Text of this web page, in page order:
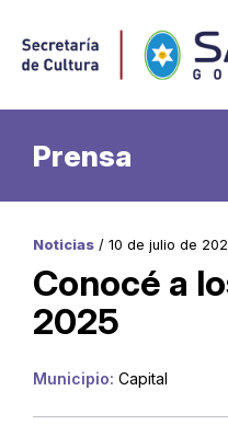
Prensa
Noticias / 10 de julio de
Conocé a
2025
Municipio: Capital